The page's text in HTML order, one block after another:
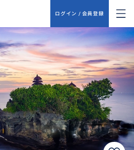
ログイン / 会員登録